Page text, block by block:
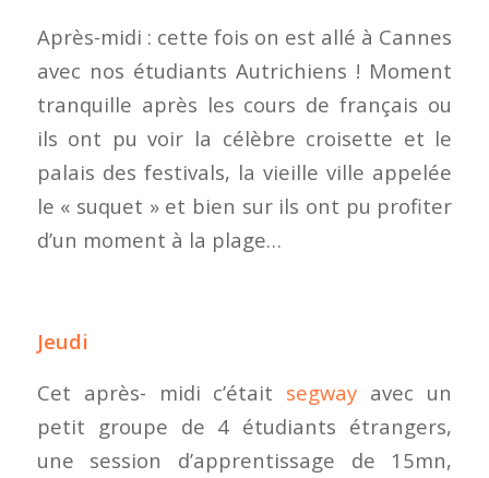
Après-midi : cette fois on est allé à Cannes
avec nos étudiants Autrichiens ! Moment
tranquille après les cours de français ou
ils ont pu voir la célèbre croisette et le
palais des festivals, la vieille ville appelée
le « suquet » et bien sur ils ont pu profiter
d’un moment à la plage…
Jeudi
Cet après- midi c’était segway avec un
petit groupe de 4 étudiants étrangers,
une session d’apprentissage de 15mn,